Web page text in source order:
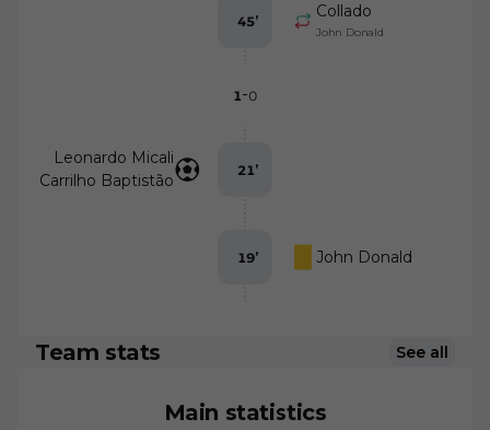
Collado
John Donald
45’
1-0
Leonardo Micali
Carrilho Baptistão
21’
John Donald
19’
Team stats See all
Main statistics